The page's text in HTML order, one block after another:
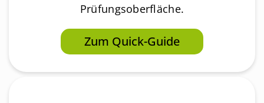
Prüfungsoberfläche.
Zum Quick-Guide